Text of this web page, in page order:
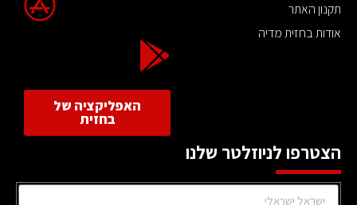
תקנון האתר
אודות בחזית מדיה
האפליקציה של
בחזית
הצטרפו לניוזלטר שלנו